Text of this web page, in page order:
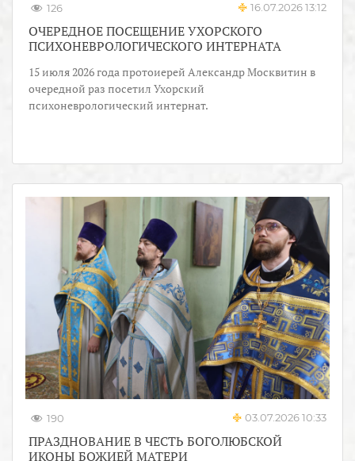
126 16.07.2026 13:12
ОЧЕРЕДНОЕ ПОСЕЩЕНИЕ УХОРСКОГО
ПСИХОНЕВРОЛОГИЧЕСКОГО ИНТЕРНАТА
15 июля 2026 года протоиерей Александр Москвитин в
очередной раз посетил Ухорский
психоневрологический интернат.
190 03.07.2026 10:33
ПРАЗДНОВАНИЕ В ЧЕСТЬ БОГОЛЮБСКОЙ
ИКОНЫ БОЖИЕЙ МАТЕРИ